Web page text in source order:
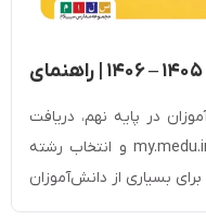
صفر تا صد هدایت تحصیلی نهم ۱۴۰۵ – ۱۴۰۶ | راهنمای
در پایه نهم، دریافت
جواب هدایت تحصیلی نهم مای مدیو my.medu.ir و انتخاب رشته
بسیاری از دانش‌آموزان
نتیجه هدایت تحصیلی